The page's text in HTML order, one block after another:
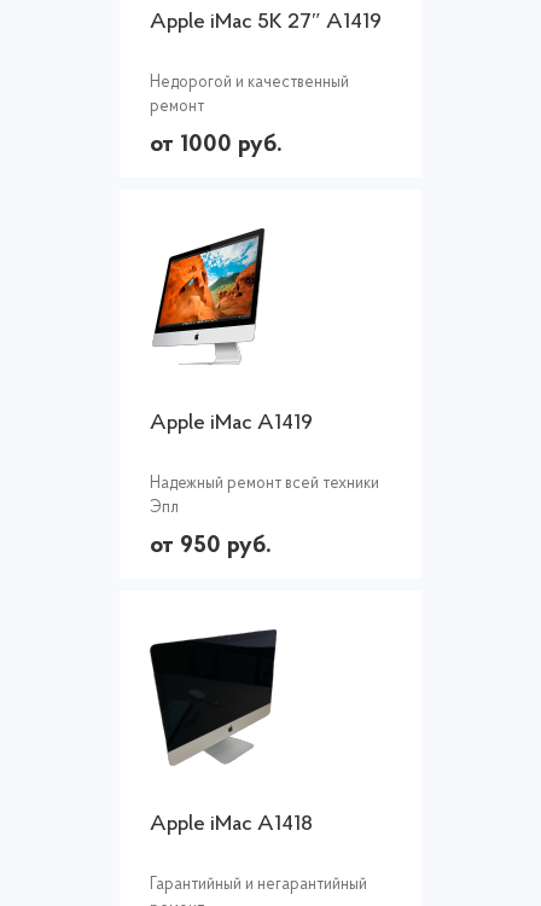
Apple iMac 5K 27″ A1419
Недорогой и качественный
ремонт
от 1000 руб.
Apple iMac A1419
Надежный ремонт всей техники
Эпл
от 950 руб.
Apple iMac A1418
Гарантийный и негарантийный